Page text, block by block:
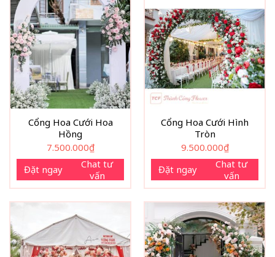
Cổng Hoa Cưới Hoa
Hồng
7.500.000₫
Đặt ngay
Chat tư
vấn
Cổng Hoa Cưới Hình
Tròn
9.500.000₫
Đặt ngay
Chat tư
vấn